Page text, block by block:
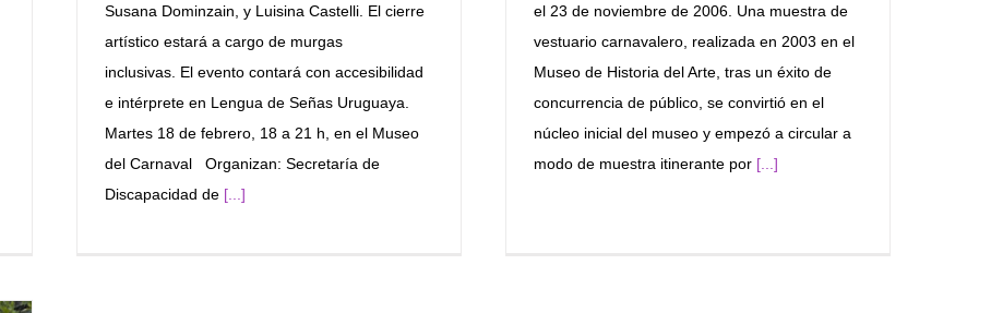
Susana Dominzain, y Luisina Castelli. El cierre
artístico estará a cargo de murgas
inclusivas. El evento contará con accesibilidad
e intérprete en Lengua de Señas Uruguaya.
Martes 18 de febrero, 18 a 21 h, en el Museo
del Carnaval Organizan: Secretaría de
Discapacidad de [...]
el 23 de noviembre de 2006. Una muestra de
vestuario carnavalero, realizada en 2003 en el
Museo de Historia del Arte, tras un éxito de
concurrencia de público, se convirtió en el
núcleo inicial del museo y empezó a circular a
modo de muestra itinerante por [...]